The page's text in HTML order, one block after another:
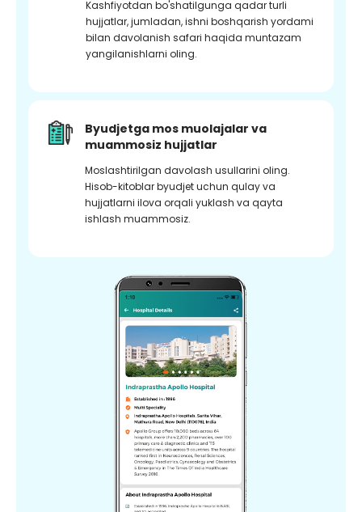
Kashfiyotdan bo'shatilgunga qadar turli
hujjatlar, jumladan, ishni boshqarish yordami
bilan davolanish safari haqida muntazam
yangilanishlarni oling.
Byudjetga mos muolajalar va
muammosiz hujjatlar
Moslashtirilgan davolash usullarini oling.
Hisob-kitoblar byudjet uchun qulay va
hujjatlarni ilova orqali yuklash va qayta
ishlash muammosiz.